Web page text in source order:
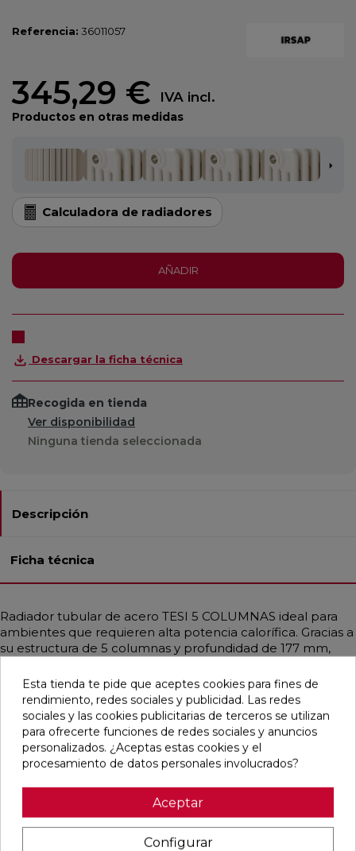
Referencia: 36011057
345,29 € IVA incl.
Productos en otras medidas
Calculadora de radiadores
AÑADIR
Descargar la ficha técnica
Recogida en tienda
Ver disponibilidad
Ninguna tienda seleccionada
Descripción
Ficha técnica
Radiador tubular de acero TESI 5 COLUMNAS ideal para
ambientes que requieren alta potencia calorífica. Gracias a
su estructura de 5 columnas y profundidad de 177 mm,
amplios. Diseñado para instalaciones de baja temperatura
como bombas de calor o calderas de condensación.
Disponible en diferentes medidas, con potencias que
alcanzan hasta 3708 W. Incluye soportes universales del
mismo color, purgador y tapón ciego. Acabado en Blanco
Estándar o personalizable con colores RAL y Acabados
gracias a su diseño funcional y elegante.
Esta tienda te pide que aceptes cookies para fines de
rendimiento, redes sociales y publicidad. Las redes
sociales y las cookies publicitarias de terceros se utilizan
para ofrecerte funciones de redes sociales y anuncios
personalizados. ¿Aceptas estas cookies y el
procesamiento de datos personales involucrados?
Aceptar
Configurar